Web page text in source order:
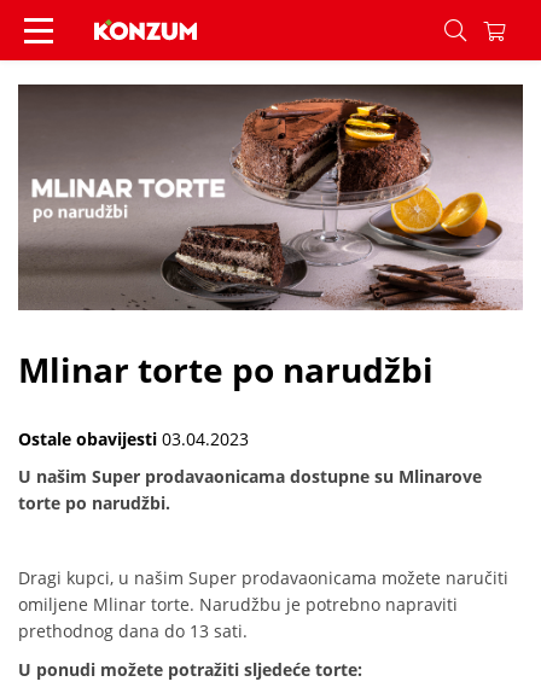
Mlinar torte po narudžbi - Vijesti - Konzum
Mlinar torte po narudžbi
Ostale obavijesti 03.04.2023
U našim Super prodavaonicama dostupne su Mlinarove
torte po narudžbi.
Dragi kupci, u našim Super prodavaonicama možete naručiti
omiljene Mlinar torte. Narudžbu je potrebno napraviti
prethodnog dana do 13 sati.
U ponudi možete potražiti sljedeće torte: